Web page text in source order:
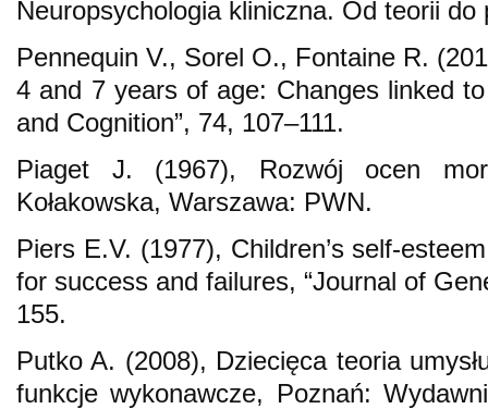
Neuropsychologia kliniczna. Od teorii
Pennequin V., Sorel O., Fontaine R.
4 and 7 years of age: Changes linked
and Cognition”, 74, 107–111.
Piaget J. (1967), Rozwój ocen
Kołakowska, Warszawa: PWN.
Piers E.V. (1977), Children’s self-
for success and failures, “Journal of
155.
Putko A. (2008), Dziecięca teoria
funkcje wykonawcze, Poznań: